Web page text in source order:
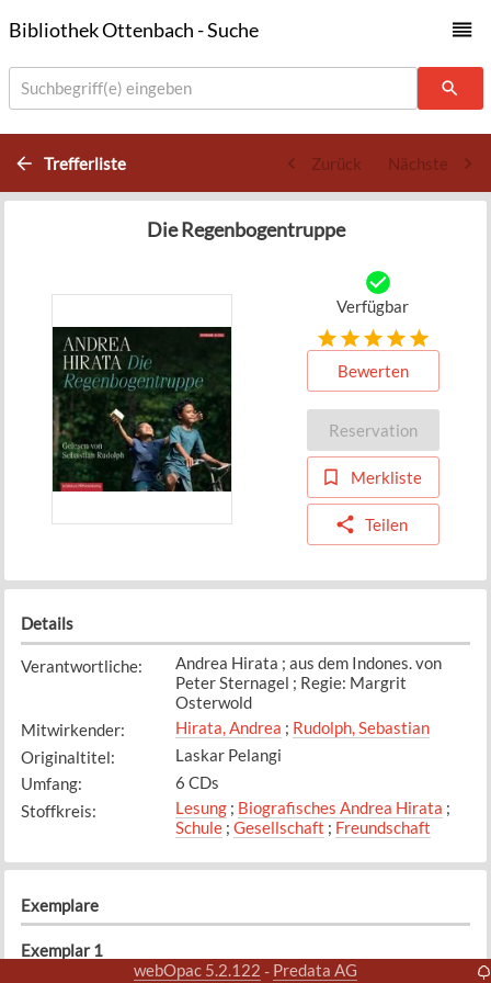
Bibliothek Ottenbach - Suche
Suchbegriff(e) eingeben
Trefferliste Zurück Nächste
Die Regenbogentruppe
Verfügbar
Bewerten
Reservation
Merkliste
Teilen
Details
Verantwortliche:
Andrea Hirata ; aus dem Indones. von
Peter Sternagel ; Regie: Margrit
Osterwold
Mitwirkender: Hirata, Andrea ; Rudolph, Sebastian
Originaltitel:
Laskar Pelangi
Umfang:
6 CDs
Stoffkreis: Lesung; Biografisches Andrea Hirata ;
Schule; Gesellschaft ; Freundschaft
Exemplare
Exemplar 1
HIRA
webOpac 5.2.122 - Predata AG